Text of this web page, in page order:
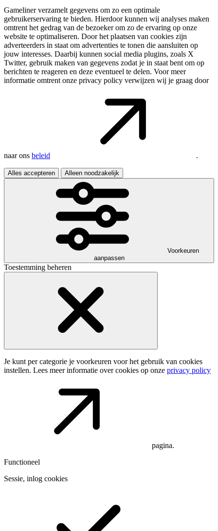
Gameliner verzamelt gegevens om zo een optimale
gebruikerservaring te bieden. Hierdoor kunnen wij analyses maken
omtrent het gedrag van de bezoeker om zo de ervaring op onze
website te optimaliseren. Door het plaatsen van cookies zijn
adverteerders in staat om advertenties te tonen die aansluiten op
jouw interesses. Daarbij kunnen social media plugins, zoals X
Twitter, gebruik maken van gegevens zodat je in staat bent om op
berichten te reageren en deze eventueel te delen. Voor meer
informatie omtrent onze privacy policy verwijzen wij je graag door
naar ons beleid .
Alles accepteren Alleen noodzakelijk
Voorkeuren
aanpassen
Toestemming beheren
Je kunt per categorie je voorkeuren voor het gebruik van cookies
instellen. Lees meer informatie over cookies op onze privacy policy
pagina.
Functioneel
Sessie, inlog cookies